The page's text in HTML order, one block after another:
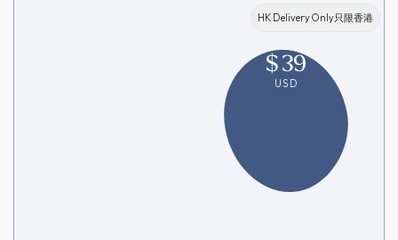
HK Delivery Only只限香港
$39
USD